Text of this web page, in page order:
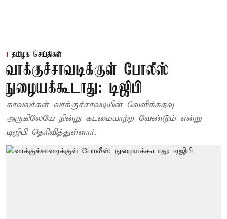
தமிழக செய்திகள்
வாக்குச்சாவடிக்குள் போலீஸ்
நுழையக்கூடாது: டிஜிபி
காவலர்கள் வாக்குச்சாவடியின் வெளிக்கதவு
அருகிலேயே நின்று கடமையாற்ற வேண்டும் என்று
டிஜிபி தெரிவித்துள்ளார்.